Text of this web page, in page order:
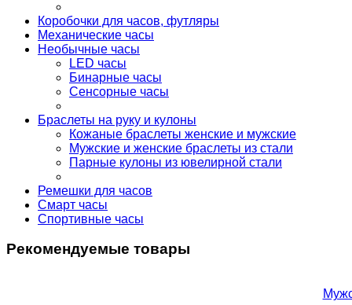
Коробочки для часов, футляры
Механические часы
Необычные часы
LED часы
Бинарные часы
Сенсорные часы
Браслеты на руку и кулоны
Кожаные браслеты женские и мужские
Мужские и женские браслеты из стали
Парные кулоны из ювелирной стали
Ремешки для часов
Смарт часы
Спортивные часы
Рекомендуемые товары